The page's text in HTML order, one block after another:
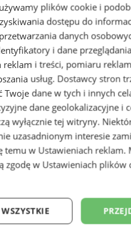
"Messa di Gloria" –
muzyczne w
w Tychach
plików cookie i
dostępu do
danych
i dane
reklam i treści, pomiaru
usług. Dostawcy stron
Twoje dane w tych i innych
dane geolokalizacyjne i
wyłącznie tej witryny.
uzasadnionym interesie
temu w Ustawieniach reklam.
zgodę w Ustawieniach plików